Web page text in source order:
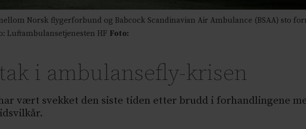
Norsk flygerforbund og Babcock Scandinavian Air Ambulance (BSAA) sto
Luftambulansetjenesten HF Foto:
i ambulansefly-krisen
vært svekket den siste tiden etter brudd i forhandlingene